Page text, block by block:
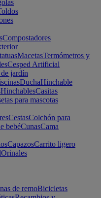
Compostadores
MacetasTermómetros y
Cesped Artificial
jardín
DuchaHinchable
HinchablesCasitas
para mascotas
CestasColchón para
bebéCunasCama
CapazosCarrito ligero
Orinales
de remoBicicletas